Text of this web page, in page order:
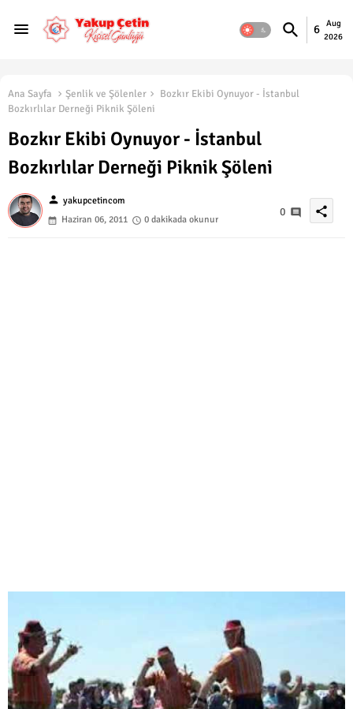
6
Aug
2026
Ana Sayfa Şenlik ve Şölenler
Bozkır Ekibi Oynuyor - İstanbul
Bozkırlılar Derneği Piknik Şöleni
Bozkır Ekibi Oynuyor - İstanbul
Bozkırlılar Derneği Piknik Şöleni
person yakupcetincom
Haziran 06, 2011
0 dakikada okunur
0 share